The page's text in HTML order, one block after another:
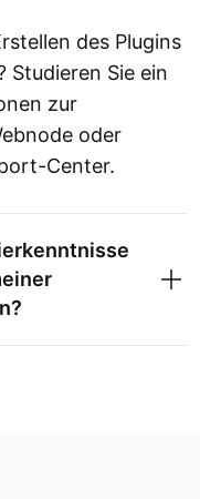
des Plugins
Studieren Sie ein
zur
oder
Center.